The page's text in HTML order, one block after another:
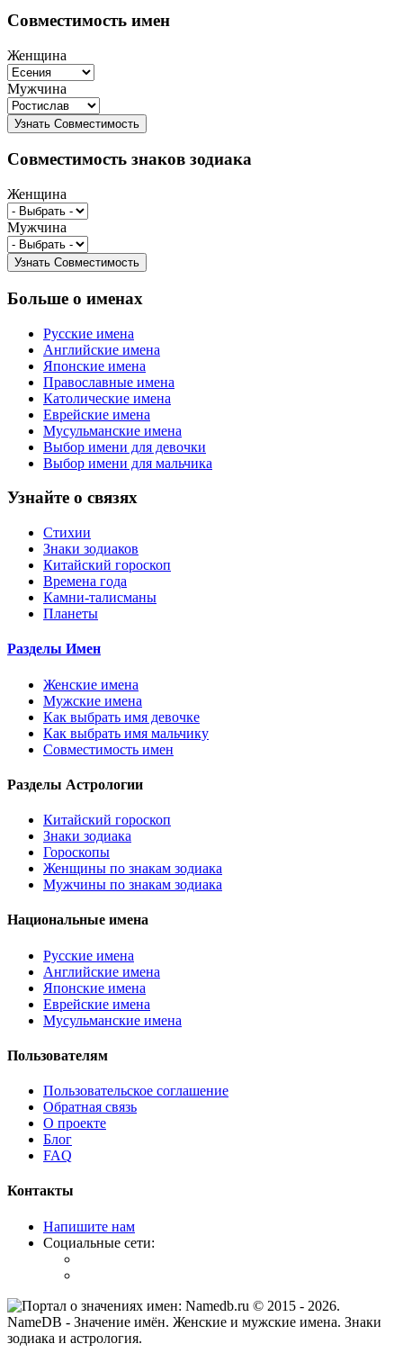
Совместимость имен
Женщина
Мужчина
Совместимость знаков зодиака
Женщина
Мужчина
Больше о именах
Русские имена
Английские имена
Японские имена
Православные имена
Католические имена
Еврейские имена
Мусульманские имена
Выбор имени для девочки
Выбор имени для мальчика
Узнайте о связях
Стихии
Знаки зодиаков
Китайский гороскоп
Времена года
Камни-талисманы
Планеты
Разделы Имен
Женские имена
Мужские имена
Как выбрать имя девочке
Как выбрать имя мальчику
Совместимость имен
Разделы Астрологии
Китайский гороскоп
Знаки зодиака
Гороскопы
Женщины по знакам зодиака
Мужчины по знакам зодиака
Национальные имена
Русские имена
Английские имена
Японские имена
Еврейские имена
Мусульманские имена
Пользователям
Пользовательское соглашение
Обратная связь
О проекте
Блог
FAQ
Контакты
Напишите нам
Социальные сети:
© 2015 - 2026.
NameDB - Значение имён. Женские и мужские имена. Знаки
зодиака и астрология.